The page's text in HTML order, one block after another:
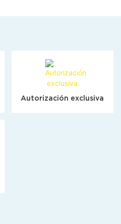
Autorización exclusiva